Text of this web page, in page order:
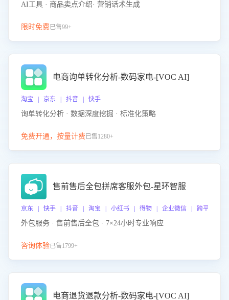
AI工具 · 商品卖点介绍· 营销话术生成
限时免费已售99+
电商询单转化分析-数码家电-[VOC AI]
淘宝 | 京东 | 抖音 | 快手
询单转化分析 · 数据深度挖掘 · 标准化策略
免费开通，按量计费已售1280+
售前售后全包拼席客服外包-星环智服
京东 | 快手 | 抖音 | 淘宝 | 小红书 | 得物 | 企业微信 | 跨平台
外包服务 · 售前售后全包 · 7×24小时专业响应
咨询体验已售1799+
电商退货退款分析-数码家电-[VOC AI]